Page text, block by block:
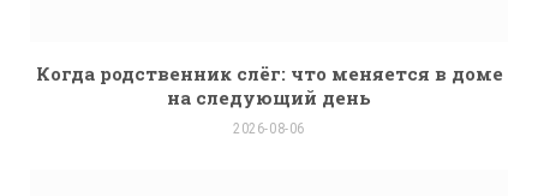
Когда родственник слёг: что меняется в доме
на следующий день
2026-08-06